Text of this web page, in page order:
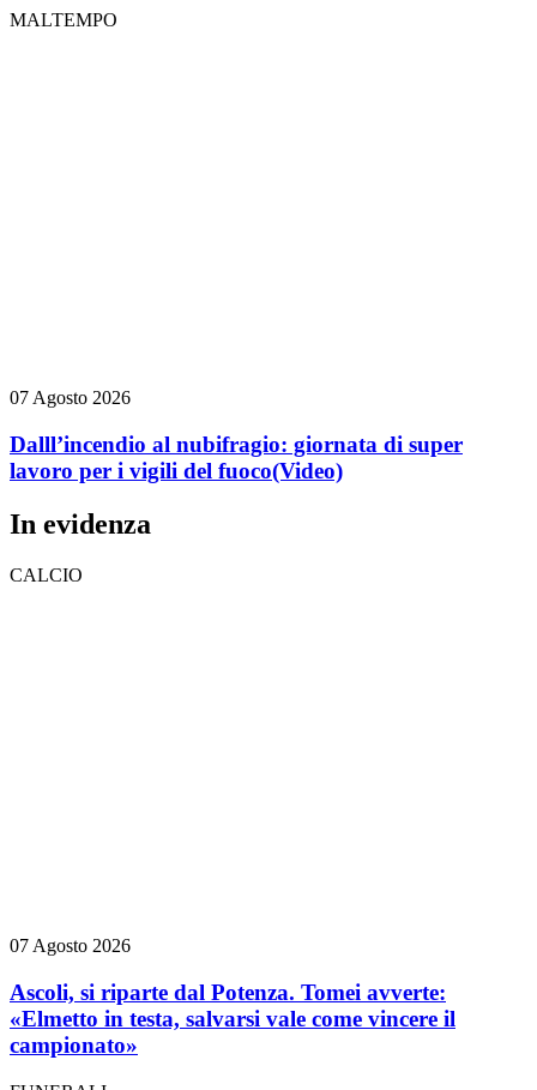
MALTEMPO
07 Agosto 2026
Dalll’incendio al nubifragio: giornata di super
lavoro per i vigili del fuoco(Video)
In evidenza
CALCIO
07 Agosto 2026
Ascoli, si riparte dal Potenza. Tomei avverte:
«Elmetto in testa, salvarsi vale come vincere il
campionato»